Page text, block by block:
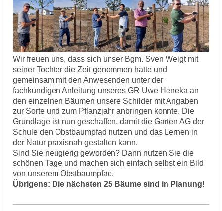
Wir freuen uns, dass sich unser Bgm. Sven Weigt mit
seiner Tochter die Zeit genommen hatte und
gemeinsam mit den Anwesenden unter der
fachkundigen Anleitung unseres GR Uwe Heneka an
den einzelnen Bäumen unsere Schilder mit Angaben
zur Sorte und zum Pflanzjahr anbringen konnte. Die
Grundlage ist nun geschaffen, damit die Garten AG der
Schule den Obstbaumpfad nutzen und das Lernen in
der Natur praxisnah gestalten kann.
Sind Sie neugierig geworden? Dann nutzen Sie die
schönen Tage und machen sich einfach selbst ein Bild
von unserem Obstbaumpfad.
Übrigens: Die nächsten 25 Bäume sind in Planung!